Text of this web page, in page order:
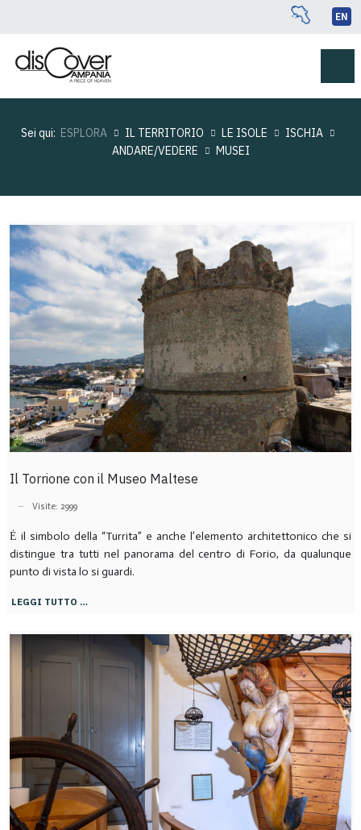
EN
Sei qui: ESPLORA IL TERRITORIO LE ISOLE
ISCHIA
ANDARE/VEDERE
MUSEI
Il Torrione con il Museo Maltese
Visite: 2999
Ė il simbolo della “Turrita” e anche l’elemento architettonico che si
distingue tra tutti nel panorama del centro di Forio, da qualunque
punto di vista lo si guardi.
LEGGI TUTTO …